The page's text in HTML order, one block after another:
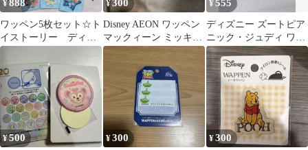
¥888
ワッペン5枚セット☆ト
イストーリー ディズ
ニー
¥300
Disney AEON ワッペン
マックィーン ミッキー
セット
¥555
ディズニー ズートピア
ニック・ジュディ ワッ
ペン シール
¥ 500 ¥300 ¥300